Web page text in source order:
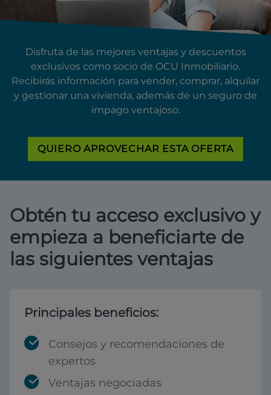
Disfruta de las mejores ventajas y descuentos
exclusivos como socio de OCU Inmobiliario.
Recibirás información para vender, comprar, alquilar
y gestionar una vivienda, además de un seguro de
impago ventajoso.
QUIERO APROVECHAR ESTA OFERTA
Obtén tu acceso exclusivo y
empieza a beneficiarte de
las siguientes ventajas
Principales beneficios:
Consejos y recomendaciones de
expertos
Ventajas negociadas